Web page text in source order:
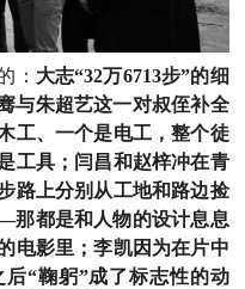
： 大志“32万6713步”的细
与朱超艺这一对叔侄补全
工、一个是电工，整个徒
工具；闫昌和赵梓冲在青
路上分别从工地和路边捡
那都是和人物的设计息息
电影里；李凯因为在片中
“鞠躬”成了标志性的动